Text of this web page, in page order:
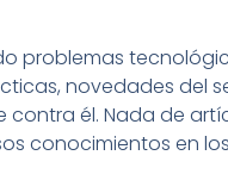
problemas
novedades del
él. Nada de
conocimientos en